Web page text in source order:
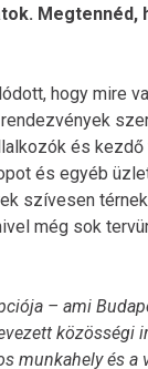
Megtennéd,
hogy mire
és
és egyéb
szívesen
még sok
– ami
közösségi
munkahely és